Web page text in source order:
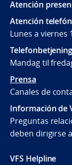
Atención
Atención
Lunes a viernes
Telefonbetjening
Mandag til
Prensa
Canales de
Información de
Preguntas
deben dirigirse
VFS Helpline